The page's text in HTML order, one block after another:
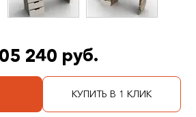
240 руб.
КУПИТЬ В 1 КЛИК